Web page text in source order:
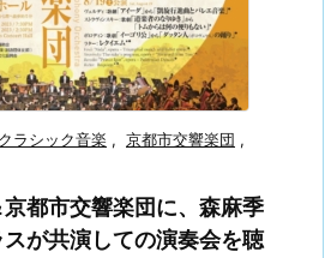
クラシック音楽 , 京都市交響楽団 ,
都市交響楽団に、森麻季
が共演しての演奏会を聴